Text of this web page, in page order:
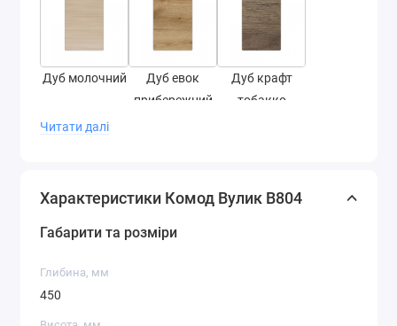
Дуб молочний
Дуб евок
прибережний
Дуб крафт
тобакко
Дуб барокко
рістретто
Дуб барокко
золотий
Читати далі
Характеристики Комод Вулик В804
Габарити та розміри
Глибина, мм
450